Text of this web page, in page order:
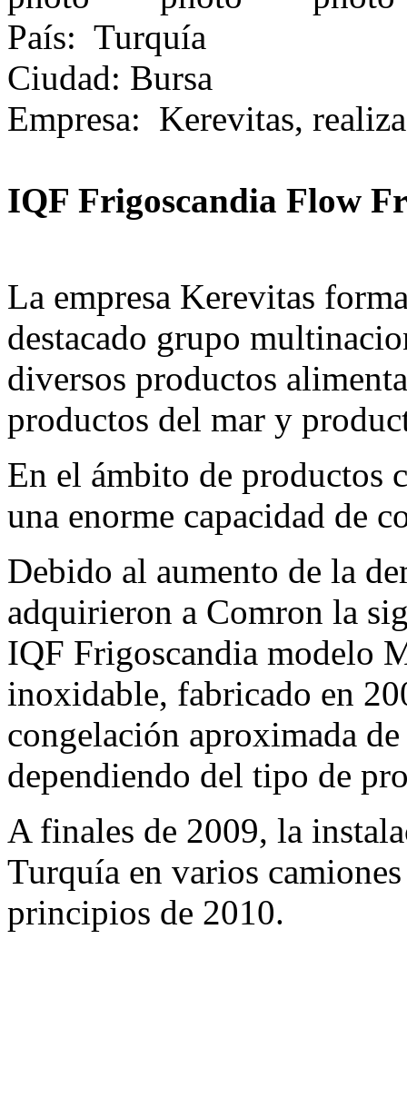
País: Turquía
Ciudad: Bursa
Empresa: Kerevitas,
IQF Frigoscandia Flow
La empresa Kerevitas
destacado grupo
diversos productos
productos del mar y
En el ámbito de productos
una enorme capacidad de
Debido al aumento de la
adquirieron a Comron la
IQF Frigoscandia modelo
inoxidable, fabricado en
congelación aproximada
dependiendo del tipo de
A finales de 2009, la
Turquía en varios
principios de 2010.